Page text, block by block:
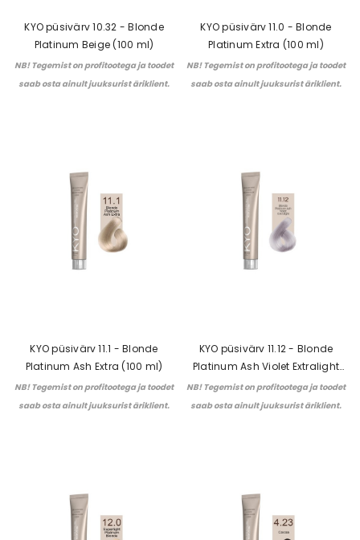
KYO püsivärv 10.32 - Blonde
Platinum Beige (100 ml)
NB! Tegemist on profitootega ja toodet
saab osta ainult juuksurist äriklient.
KYO püsivärv 11.0 - Blonde
Platinum Extra (100 ml)
NB! Tegemist on profitootega ja toodet
saab osta ainult juuksurist äriklient.
KYO püsivärv 11.1 - Blonde
Platinum Ash Extra (100 ml)
NB! Tegemist on profitootega ja toodet
saab osta ainult juuksurist äriklient.
KYO püsivärv 11.12 - Blonde
Platinum Ash Violet Extralight
(100 ml)
NB! Tegemist on profitootega ja toodet
saab osta ainult juuksurist äriklient.